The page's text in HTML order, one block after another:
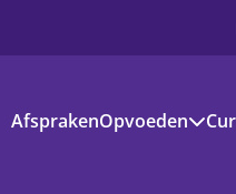
AfsprakenOpvoeden